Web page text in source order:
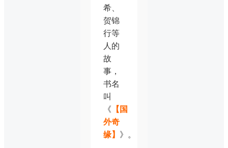
希、
贺锦
行等
人的
故
事，
书名
叫
《 【国
外奇
缘】 》。